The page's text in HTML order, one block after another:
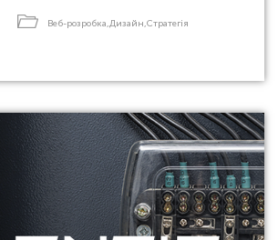
Веб-розробка,Дизайн,Стратегія